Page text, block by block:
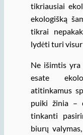
tikriausiai
ekologišką
tikrai
lydėti turi visur
Ne išimtis
esate
atitinkamus
puiki žinia –
tinkanti
biurų